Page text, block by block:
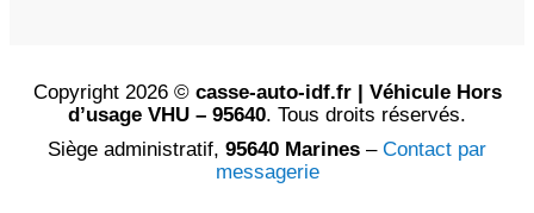
Copyright 2026 © casse-auto-idf.fr | Véhicule Hors
d’usage VHU – 95640. Tous droits réservés.
Siège administratif, 95640 Marines – Contact par
messagerie